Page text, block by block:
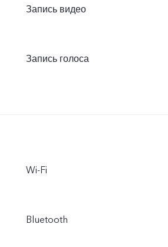
Запись видео
Запись голоса
Wi-Fi
Bluetooth